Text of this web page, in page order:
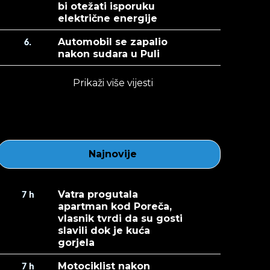
bi otežati isporuku
električne energije
6.
Automobil se zapalio
nakon sudara u Puli
Prikaži više vijesti
Najnovije
7 h
Vatra progutala
apartman kod Poreča,
vlasnik tvrdi da su gosti
slavili dok je kuća
gorjela
7 h Motociklist nakon